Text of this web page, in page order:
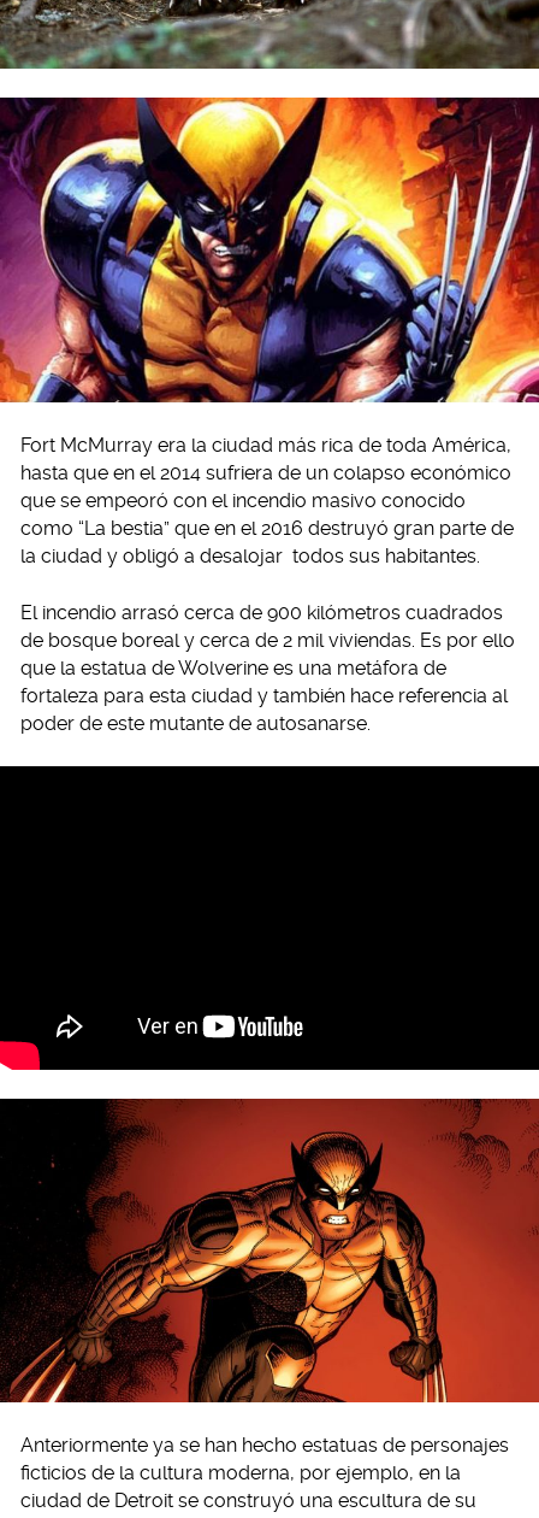
Fort McMurray era la ciudad más rica de toda América,
hasta que en el 2014 sufriera de un colapso económico
que se empeoró con el incendio masivo conocido
como “La bestia” que en el 2016 destruyó gran parte de
la ciudad y obligó a desalojar todos sus habitantes.
El incendio arrasó cerca de 900 kilómetros cuadrados
de bosque boreal y cerca de 2 mil viviendas. Es por ello
que la estatua de Wolverine es una metáfora de
fortaleza para esta ciudad y también hace referencia al
poder de este mutante de autosanarse.
Anteriormente ya se han hecho estatuas de personajes
ficticios de la cultura moderna, por ejemplo, en la
ciudad de Detroit se construyó una escultura de su